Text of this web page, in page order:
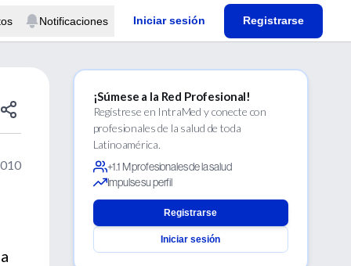
Notificaciones Iniciar sesión Registrarse
¡Súmese a la Red Profesional!
Regístrese en IntraMed y conecte con
profesionales de la salud de toda
Latinoamérica.
+1.1 M profesionales de la salud
Impulse su perfil
Registrarse
Iniciar sesión